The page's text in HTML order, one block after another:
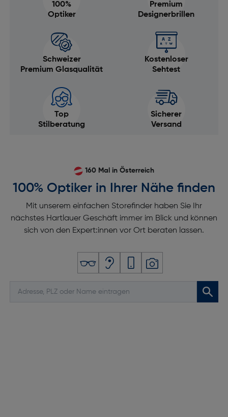
100%
Optiker
Premium
Designerbrillen
Schweizer
Premium Glasqualität
Kostenloser
Sehtest
Top
Stilberatung
Sicherer
Versand
160 Mal in Österreich
100% Optiker in Ihrer Nähe finden
Mit unserem einfachen Storefinder haben Sie Ihr
nächstes Hartlauer Geschäft immer im Blick und können
sich von den Expert:innen vor Ort beraten lassen.